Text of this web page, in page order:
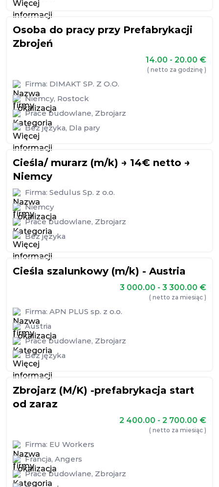
Osoba do pracy przy Prefabrykacji
Zbrojeń
14.00 - 20.00 €
( netto za godzinę )
Firma: DIMAKT SP. Z O.O.
Niemcy, Rostock
Prace budowlane, Zbrojarz
Bez języka, Dla pary
Cieśla/ murarz (m/k) → 14€ netto →
Niemcy
Firma: Sedulus Sp. z o.o.
Niemcy
Prace budowlane, Zbrojarz
Bez języka
Cieśla szalunkowy (m/k) - Austria
3 000.00 - 3 300.00 €
( netto za miesiąc )
Firma: APN PLUS sp. z o.o.
Austria
Prace budowlane, Zbrojarz
Bez języka
Zbrojarz (M/K) -prefabrykacja start
od zaraz
2 400.00 - 2 700.00 €
( netto za miesiąc )
Firma: EU Workers
Francja, Angers
Prace budowlane, Zbrojarz